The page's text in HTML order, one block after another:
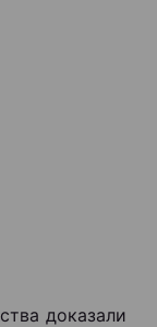
доказали